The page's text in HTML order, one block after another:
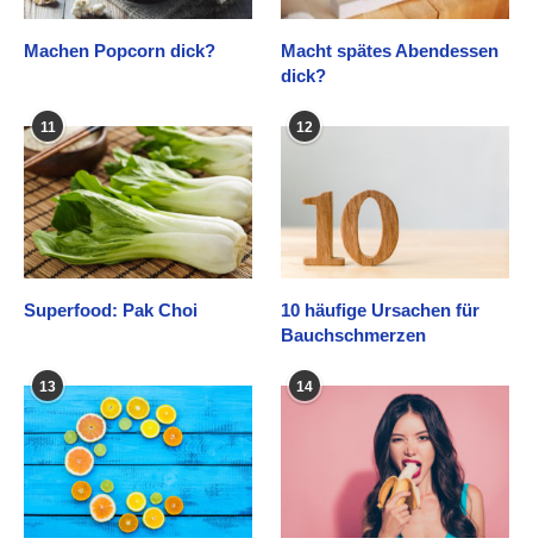
Machen Popcorn dick?
Macht spätes Abendessen
dick?
11
Superfood: Pak Choi
12
10 häufige Ursachen für
Bauchschmerzen
13 14